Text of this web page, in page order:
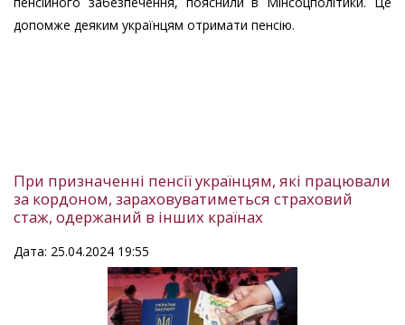
допомже деяким українцям отримати пенсію.
При призначенні пенсії українцям, які працювали
за кордоном, зараховуватиметься страховий
стаж, одержаний в інших країнах
Дата: 25.04.2024 19:55